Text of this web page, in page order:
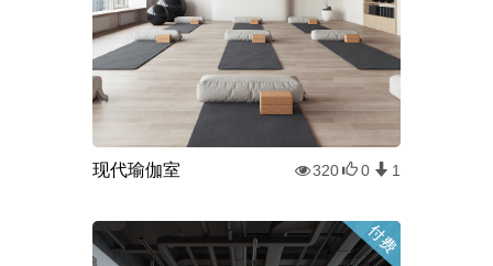
现代瑜伽室 320 0 1